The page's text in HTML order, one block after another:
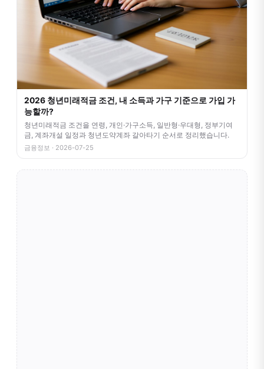
2026 청년미래적금 조건, 내 소득과 가구 기준으로 가입 가
능할까?
청년미래적금 조건을 연령, 개인·가구소득, 일반형·우대형, 정부기여
금, 계좌개설 일정과 청년도약계좌 갈아타기 순서로 정리했습니다.
금융정보 · 2026-07-25